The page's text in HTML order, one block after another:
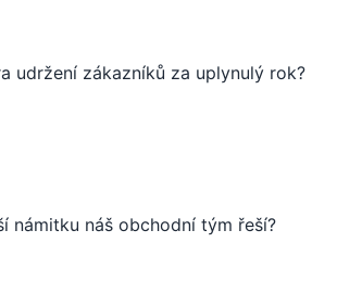
udržení zákazníků za uplynulý rok?
námitku náš obchodní tým řeší?